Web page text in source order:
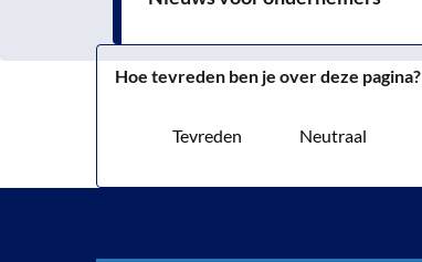
Lees
over
Hoe tevreden ben je over deze pagina?
Tevreden Neutraal